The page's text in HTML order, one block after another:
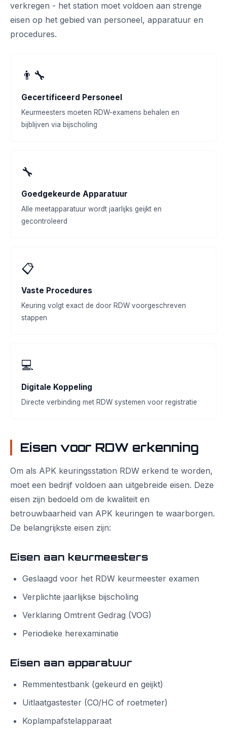
verkregen - het station moet voldoen aan strenge
eisen op het gebied van personeel, apparatuur en
procedures.
👨‍🔧
Gecertificeerd Personeel
Keurmeesters moeten RDW-examens behalen en
bijblijven via bijscholing
🔧
Goedgekeurde Apparatuur
Alle meetapparatuur wordt jaarlijks geijkt en
gecontroleerd
📋
Vaste Procedures
Keuring volgt exact de door RDW voorgeschreven
stappen
💻
Digitale Koppeling
Directe verbinding met RDW systemen voor registratie
Eisen voor RDW erkenning
Om als APK keuringsstation RDW erkend te worden,
moet een bedrijf voldoen aan uitgebreide eisen. Deze
eisen zijn bedoeld om de kwaliteit en
betrouwbaarheid van APK keuringen te waarborgen.
De belangrijkste eisen zijn:
Eisen aan keurmeesters
Geslaagd voor het RDW keurmeester examen
Verplichte jaarlijkse bijscholing
Verklaring Omtrent Gedrag (VOG)
Periodieke herexaminatie
Eisen aan apparatuur
Remmentestbank (gekeurd en geijkt)
Uitlaatgastester (CO/HC of roetmeter)
Koplampafstelapparaat